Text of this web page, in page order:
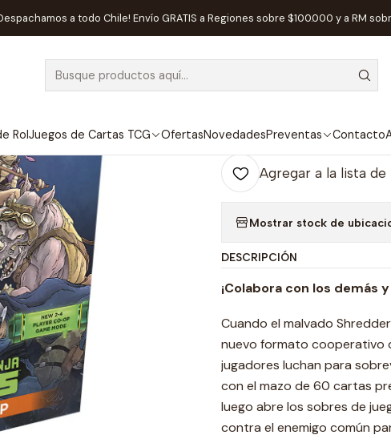
RolJuegos de Cartas TCG OfertasNovedadesPreventas Contacto
a todo Chile! Envío GRATIS a Regiones sobre $100.000 y a RM
TCG Magic The Gathering Sellados Magic The Gathering MTG
MTG [EN]
Cantidad
Agregar a la lista
Mostrar stock de
DESCRIPCIÓN
¡Colabora con los demás
Cuando el malvado
nuevo formato cooperativo
jugadores luchan para
con el mazo de 60 cartas
luego abre los sobres de
contra el enemigo común